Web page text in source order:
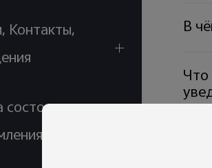
Контакты,
состояния и
В
Что